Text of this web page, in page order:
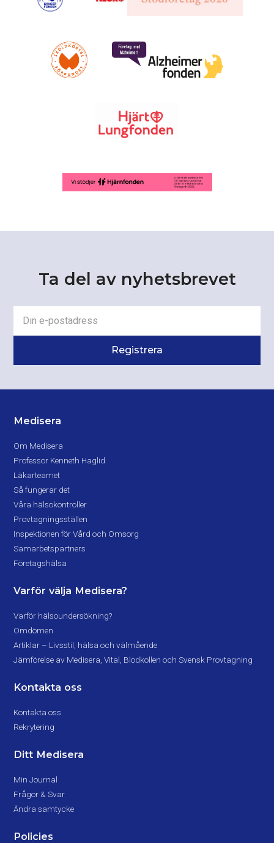
Ta del av nyhetsbrevet
Medisera
Om Medisera
Professor Kenneth Haglid
Läkarteamet
Så fungerar det
Våra hälsokontroller
Provtagningsställen
Inspektionen för Vård och Omsorg
Samarbetspartners
Företagshälsa
Varför välja Medisera?
Varför hälsoundersökning?
Omdömen
Artiklar – Livsstil, hälsa och välmående
Jämförelse av Medisera, Vital, Blodkollen och Svensk Provtagning
Kontakta oss
Kontakta oss
Rekrytering
Ditt Medisera
Min Journal
Frågor & Svar
Ändra samtycke
Policies